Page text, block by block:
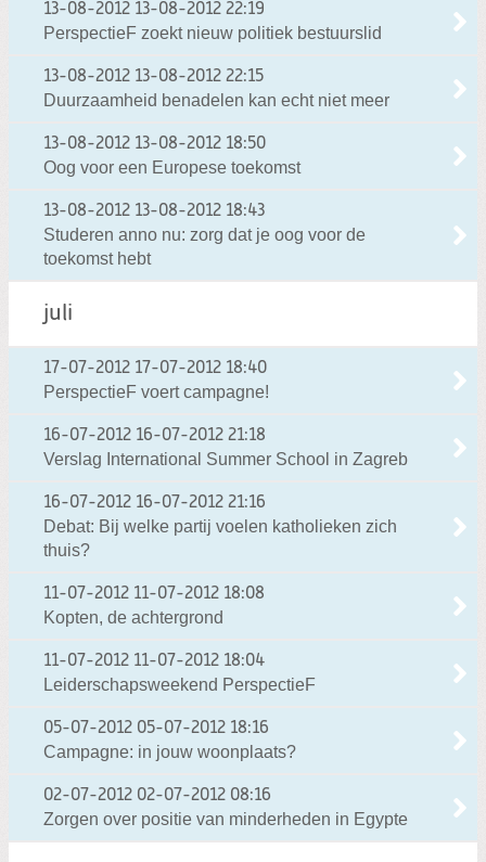
13-08-2012 13-08-2012 22:19
PerspectieF zoekt nieuw politiek bestuurslid
13-08-2012 13-08-2012 22:15
Duurzaamheid benadelen kan echt niet meer
13-08-2012 13-08-2012 18:50
Oog voor een Europese toekomst
13-08-2012 13-08-2012 18:43
Studeren anno nu: zorg dat je oog voor de
toekomst hebt
juli
17-07-2012 17-07-2012 18:40
PerspectieF voert campagne!
16-07-2012 16-07-2012 21:18
Verslag International Summer School in Zagreb
16-07-2012 16-07-2012 21:16
Debat: Bij welke partij voelen katholieken zich
thuis?
11-07-2012 11-07-2012 18:08
Kopten, de achtergrond
11-07-2012 11-07-2012 18:04
Leiderschapsweekend PerspectieF
05-07-2012 05-07-2012 18:16
Campagne: in jouw woonplaats?
02-07-2012 02-07-2012 08:16
Zorgen over positie van minderheden in Egypte